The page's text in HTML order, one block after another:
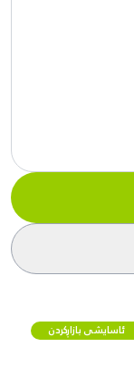
ئاسایشی بازاڕکردن